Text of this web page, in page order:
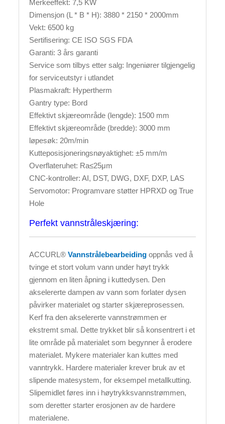
Merkeeffekt: 7,5 KW
Dimensjon (L * B * H): 3880 * 2150 * 2000mm
Vekt: 6500 kg
Sertifisering: CE ISO SGS FDA
Garanti: 3 års garanti
Service som tilbys etter salg: Ingeniører tilgjengelig
for serviceutstyr i utlandet
Plasmakraft: Hypertherm
Gantry type: Bord
Effektivt skjæreområde (lengde): 1500 mm
Effektivt skjæreområde (bredde): 3000 mm
løpesøk: 20m/min
Kutteposisjoneringsnøyaktighet: ±5 mm/m
Overflateruhet: Ra≤25μm
CNC-kontroller: AI, DST, DWG, DXF, DXP, LAS
Servomotor: Programvare støtter HPRXD og True
Hole
Perfekt vannstråleskjæring:
ACCURL®Vannstrålebearbeiding oppnås ved å
tvinge et stort volum vann under høyt trykk
gjennom en liten åpning i kuttedysen. Den
akselererte dampen av vann som forlater dysen
påvirker materialet og starter skjæreprosessen.
Kerf fra den akselererte vannstrømmen er
ekstremt smal. Dette trykket blir så konsentrert i et
lite område på materialet som begynner å erodere
materialet. Mykere materialer kan kuttes med
vanntrykk. Hardere materialer krever bruk av et
slipende matesystem, for eksempel metallkutting.
Slipemidlet føres inn i høytrykksvannstrømmen,
som deretter starter erosjonen av de hardere
materialene.